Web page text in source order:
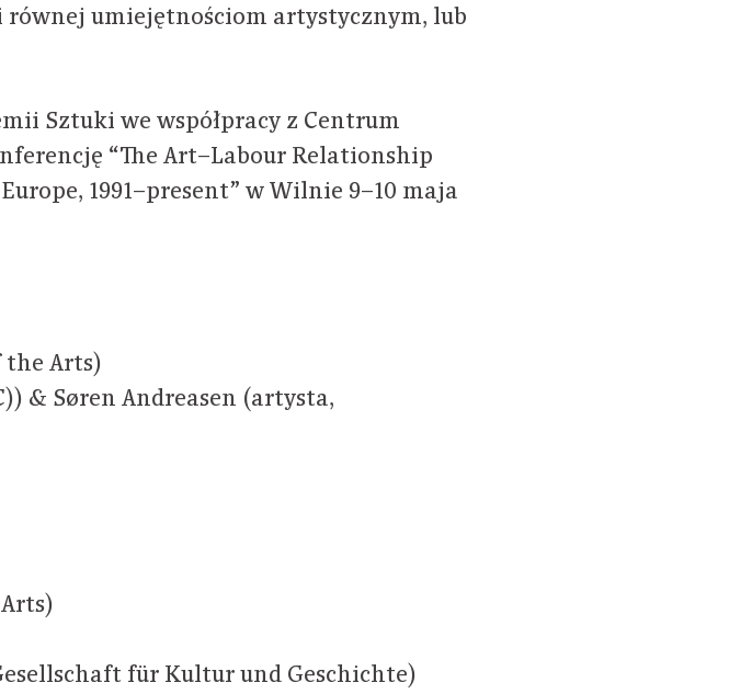
umiejętnościom artystycznym, lub
Sztuki we współpracy z Centrum
“The Art–Labour Relationship
1991–present” w Wilnie 9–10 maja
Arts)
& Søren Andreasen (artysta,
für Kultur und Geschichte)